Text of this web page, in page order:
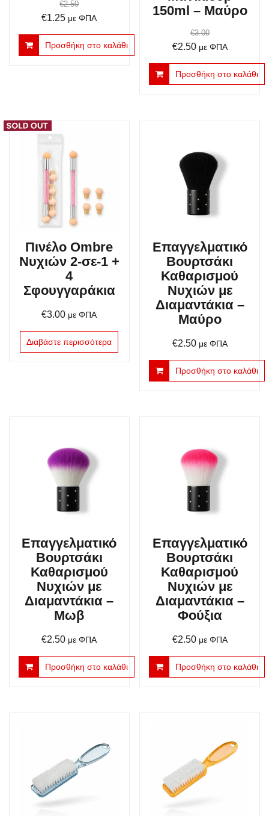
€2.50
Original
price
was:
€1.25Η
τρέχουσα
τιμή
με ΦΠΑ
Προσθήκη στο καλάθι
150ml – Μαύρο
€3.00
Original
price
was:
€2.50Η
τρέχουσα
τιμή
με ΦΠΑ
Προσθήκη στο καλάθι
Πινέλο Ombre
Νυχιών 2-σε-1 +
4
Σφουγγαράκια
€3.00 με ΦΠΑ
Διαβάστε περισσότερα
Επαγγελματικό
Βουρτσάκι
Καθαρισμού
Νυχιών με
Διαμαντάκια –
Μαύρο
€2.50 με ΦΠΑ
Προσθήκη στο καλάθι
Επαγγελματικό
Βουρτσάκι
Καθαρισμού
Νυχιών με
Διαμαντάκια –
Μωβ
€2.50 με ΦΠΑ
Προσθήκη στο καλάθι
Επαγγελματικό
Βουρτσάκι
Καθαρισμού
Νυχιών με
Διαμαντάκια –
Φούξια
€2.50 με ΦΠΑ
Προσθήκη στο καλάθι